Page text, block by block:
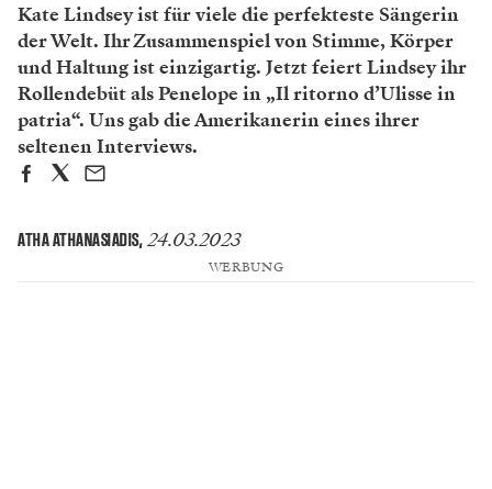
Kate Lindsey ist für viele die perfekteste Sängerin
der Welt. Ihr Zusammenspiel von Stimme, Körper
und Haltung ist einzigartig. Jetzt feiert Lindsey ihr
Rollendebüt als Penelope in „Il ritorno d’Ulisse in
patria“. Uns gab die Amerikanerin eines ihrer
seltenen Interviews.
ATHA ATHANASIADIS, 24.03.2023
WERBUNG